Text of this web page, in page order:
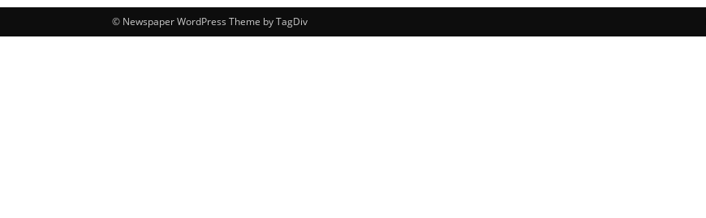
© Newspaper WordPress Theme by TagDiv